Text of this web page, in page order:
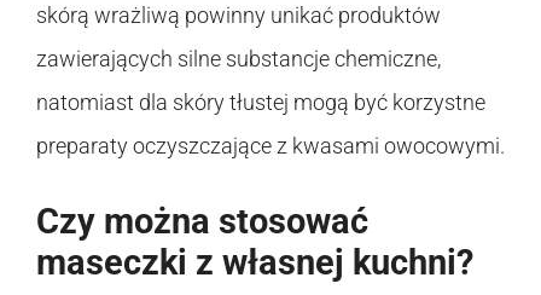
skórą wrażliwą powinny unikać produktów
zawierających silne substancje chemiczne,
natomiast dla skóry tłustej mogą być korzystne
preparaty oczyszczające z kwasami owocowymi.
Czy można stosować
maseczki z własnej kuchni?